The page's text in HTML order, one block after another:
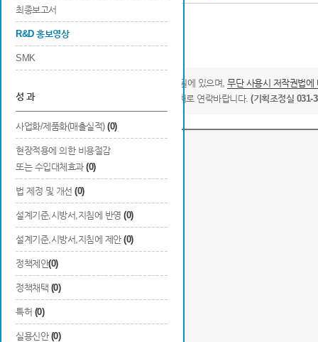
최종보고서
R&D 홍보영상
SMK
성 과
사업화/제품화(매출실적) (0)
현장적용에 의한 비용절감
또는 수입대체효과 (0)
법 제정 및 개선 (0)
설계기준,시방서,지침에 반영 (0)
설계기준,시방서,지침에 제안 (0)
정책제안(0)
정책채택 (0)
특허 (0)
실용신안 (0)
관련 R&D 홍보영상
* 본 영상물의 저작권은 국토교통과학기술진흥원에 있으며, 무단 사용시 저작권법에
영상물의 사용을 원하시는 분은 아래의 연락처로 연락바랍니다. (기획조정실 031-